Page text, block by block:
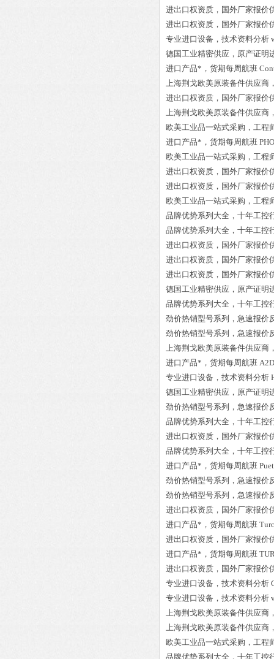
进出口权资质，国外厂家报价
进出口权资质，国外厂家报价
专业进口设备，技术资料分析
德国工业精密供应，原产证明
进口产品*，货期每周航班
上海荆戈欧美原装备件供应商
进出口权资质，国外厂家报价
上海荆戈欧美原装备件供应商
欧美工业品一站式采购，工程
进口产品*，货期每周航班
欧美工业品一站式采购，工程
进出口权资质，国外厂家报价
进出口权资质，国外厂家报价
欧美工业品一站式采购，工程
品牌优势系列大全，十年工控
品牌优势系列大全，十年工控
进出口权资质，国外厂家报价
进出口权资质，国外厂家报价
进出口权资质，国外厂家报价
德国工业精密供应，原产证明
品牌优势系列大全，十年工控
劲价热销型号系列，急速报价
劲价热销型号系列，急速报价
上海荆戈欧美原装备件供应商
进口产品*，货期每周航班
专业进口设备，技术资料分析
德国工业精密供应，原产证明
劲价热销型号系列，急速报价
品牌优势系列大全，十年工控
进出口权资质，国外厂家报价
品牌优势系列大全，十年工控
进口产品*，货期每周航班
劲价热销型号系列，急速报价
劲价热销型号系列，急速报价
进出口权资质，国外厂家报价
进口产品*，货期每周航班
进出口权资质，国外厂家报价
进口产品*，货期每周航班
进出口权资质，国外厂家报价
专业进口设备，技术资料分析
专业进口设备，技术资料分析
上海荆戈欧美原装备件供应商
上海荆戈欧美原装备件供应商
欧美工业品一站式采购，工程
品牌优势系列大全，十年工控